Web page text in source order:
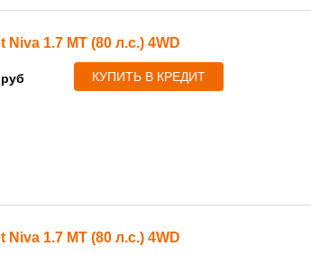
Niva 1.7 MT (80 л.с.) 4WD
руб КУПИТЬ В КРЕДИТ
Niva 1.7 MT (80 л.с.) 4WD